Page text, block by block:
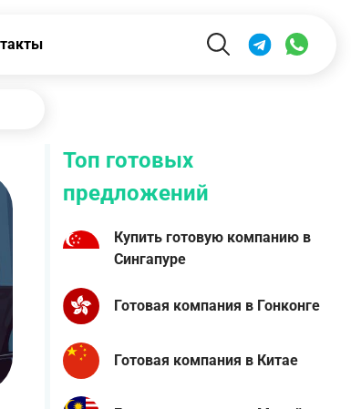
Топ готовых
предложений
Купить готовую компанию в
Сингапуре
Готовая компания в Гонконге
Готовая компания в Китае